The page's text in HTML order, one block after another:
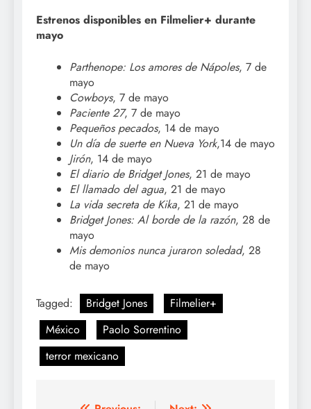
Estrenos disponibles en Filmelier+ durante
mayo
Parthenope: Los amores de Nápoles, 7 de
mayo
Cowboys, 7 de mayo
Paciente 27, 7 de mayo
Pequeños pecados, 14 de mayo
Un día de suerte en Nueva York,14 de mayo
Jirón, 14 de mayo
El diario de Bridget Jones, 21 de mayo
El llamado del agua, 21 de mayo
La vida secreta de Kika, 21 de mayo
Bridget Jones: Al borde de la razón, 28 de
mayo
Mis demonios nunca juraron soledad, 28
de mayo
Tagged: Bridget Jones
Filmelier+
México
Paolo Sorrentino
terror mexicano